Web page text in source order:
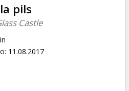
pils
Castle
: 11.08.2017